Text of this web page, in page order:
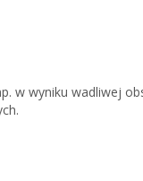
w wyniku wadliwej